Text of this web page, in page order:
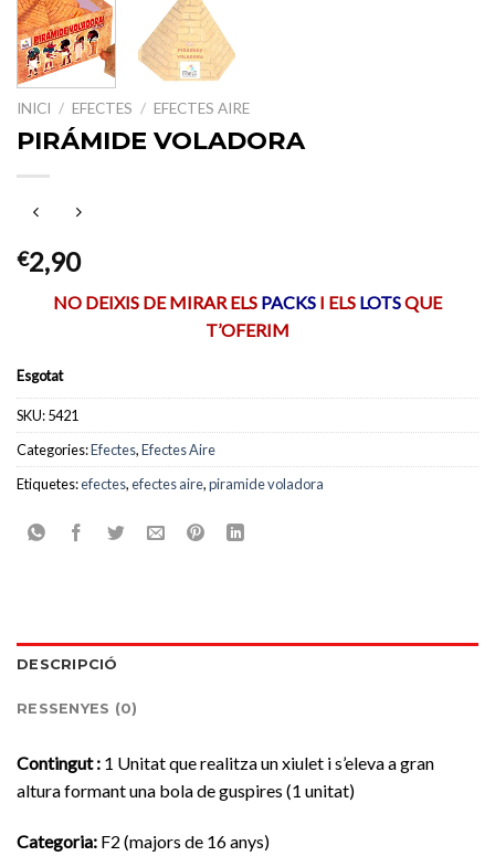
INICI / EFECTES / EFECTES AIRE
PIRÁMIDE VOLADORA
€2,90
NO DEIXIS DE MIRAR ELS PACKS I ELS LOTSQUE
T’OFERIM
Esgotat
SKU:5421
Categories:Efectes,Efectes Aire
Etiquetes:efectes,efectes aire,piramide voladora
DESCRIPCIÓ
RESSENYES (0)
Contingut : 1 Unitat que realitza un xiulet i s’eleva a gran
altura formant una bola de guspires (1 unitat)
Categoria: F2 (majors de 16 anys)